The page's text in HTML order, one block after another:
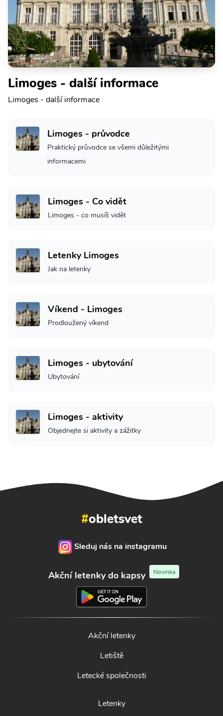
Limoges - další informace
Limoges - další informace
Limoges - průvodce
Praktický průvodce se všemi důležitými
informacemi
Limoges - Co vidět
Limoges - co musíš vidět
Letenky Limoges
Jak na letenky
Víkend - Limoges
Prodloužený víkend
Limoges - ubytování
Ubytování
Limoges - aktivity
Objednejte si aktivity a zážitky
#obletsvet
Sleduj nás na instagramu
Akční letenky do kapsy Novinka
Akční letenky
Letiště
Letecké společnosti
Letenky